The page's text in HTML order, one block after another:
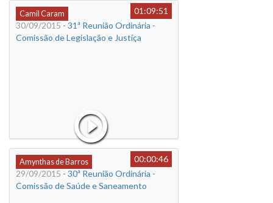
Camil Caram
01:09:51
30/09/2015 - 31ª Reunião Ordinária -
Comissão de Legislação e Justiça
Amynthas de Barros
00:00:46
29/09/2015 - 30ª Reunião Ordinária -
Comissão de Saúde e Saneamento